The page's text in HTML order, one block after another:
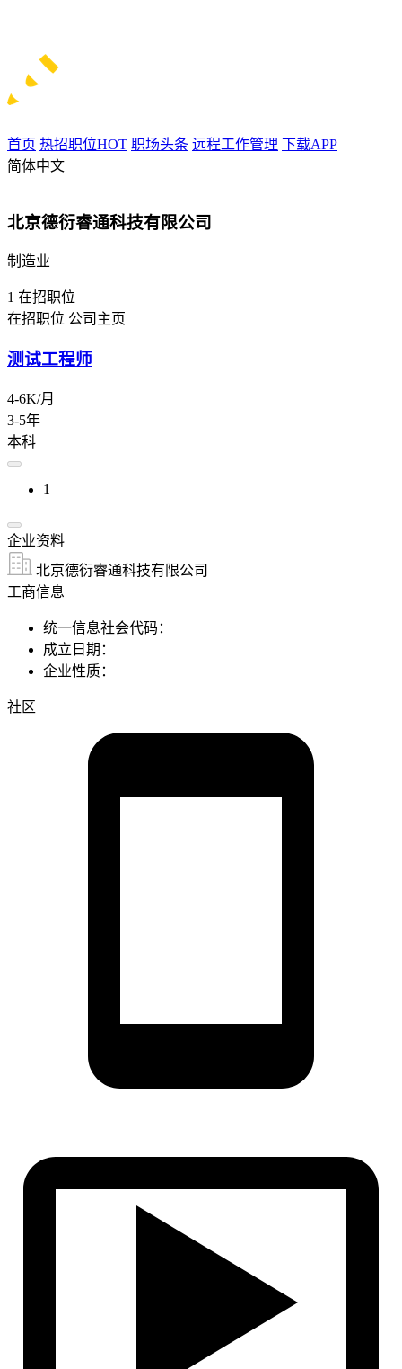
首页 热招职位HOT 职场头条 远程工作管理 下载APP
简体中文
北京德衍睿通科技有限公司
制造业
1 在招职位
在招职位 公司主页
测试工程师
4-6K/月
3-5年
本科
1
企业资料
北京德衍睿通科技有限公司
工商信息
统一信息社会代码：
成立日期：
企业性质：
社区